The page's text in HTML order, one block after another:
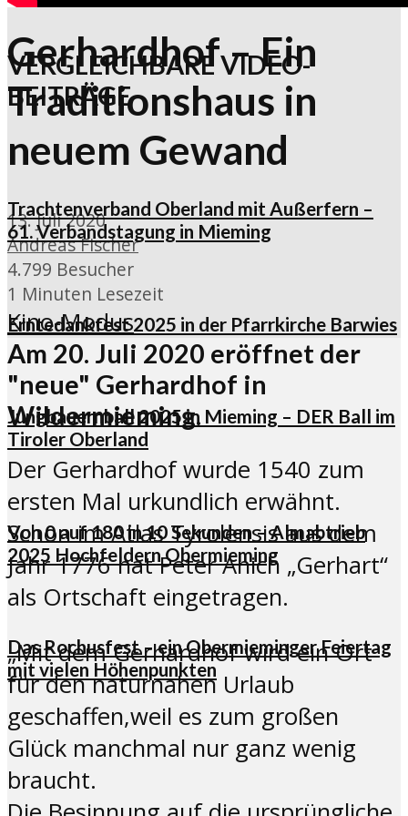
VERGLEICHBARE VIDEO-
BEITRÄGE
Trachtenverband Oberland mit Außerfern –
61. Verbandstagung in Mieming
Erntedankfest 2025 in der Pfarrkirche Barwies
Jungbauernball 2025 in Mieming – DER Ball im
Tiroler Oberland
Von 0 auf 180 in 10 Sekunden – Almabtrieb
2025 Hochfeldern Obermieming
Das Rochusfest – ein Obermieminger Feiertag
mit vielen Höhenpunkten
Gerhardhof – Ein
Traditionshaus in
neuem Gewand
13. Juli 2020
Andreas Fischer
4.799 Besucher
1 Minuten Lesezeit
Kino-Modus
Am 20. Juli 2020 eröffnet der
"neue" Gerhardhof in
Wildermieming.
Der Gerhardhof wurde 1540 zum
ersten Mal urkundlich erwähnt.
Schon im Atlas Tyrolensis aus dem
Jahr 1776 hat Peter Anich „Gerhart“
als Ortschaft eingetragen.
„Mit dem Gerhardhof wird ein Ort
für den naturnahen Urlaub
geschaffen,weil es zum großen
Glück manchmal nur ganz wenig
braucht.